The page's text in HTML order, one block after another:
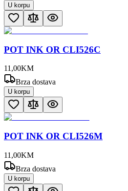
U korpu
POT INK OR CLI526C
11 ,00KM
Brza dostava
U korpu
POT INK OR CLI526M
11 ,00KM
Brza dostava
U korpu